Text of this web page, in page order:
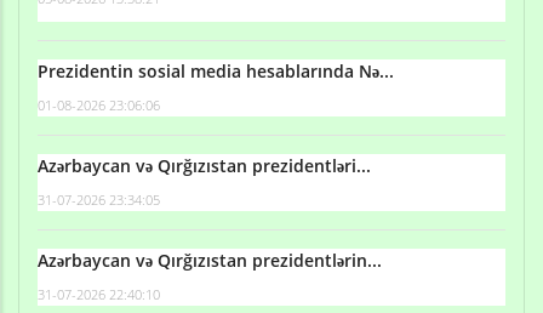
Prezidentin sosial media hesablarında Nə...
01-08-2026 23:06:06
Azərbaycan və Qırğızıstan prezidentləri...
31-07-2026 23:34:05
Azərbaycan və Qırğızıstan prezidentlərin...
31-07-2026 22:40:10